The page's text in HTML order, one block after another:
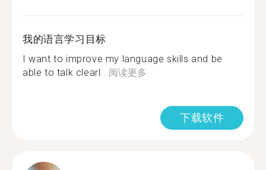
我的语言学习目标
I want to improve my language skills and be
able to talk clearl... 阅读更多
下载软件